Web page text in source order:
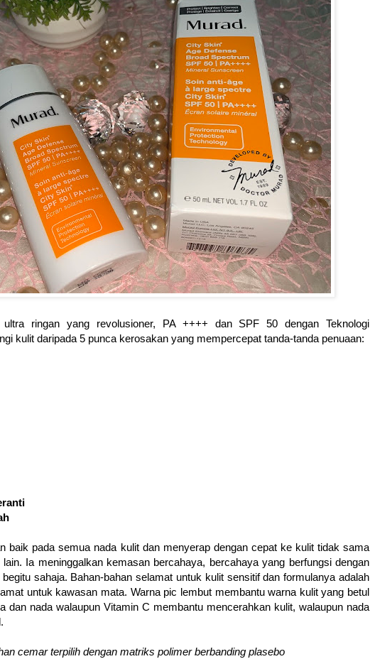
ringan yang revolusioner, PA ++++ dan SPF 50 dengan Teknologi
kulit daripada 5 punca kerosakan yang mempercepat tanda-tanda penuaan:
baik pada semua nada kulit dan menyerap dengan cepat ke kulit tidak sama
Ia meninggalkan kemasan bercahaya, bercahaya yang berfungsi dengan
sahaja. Bahan-bahan selamat untuk kulit sensitif dan formulanya adalah
untuk kawasan mata. Warna pic lembut membantu warna kulit yang betul
dan nada walaupun Vitamin C membantu mencerahkan kulit, walaupun nada
cemar terpilih dengan matriks polimer berbanding plasebo